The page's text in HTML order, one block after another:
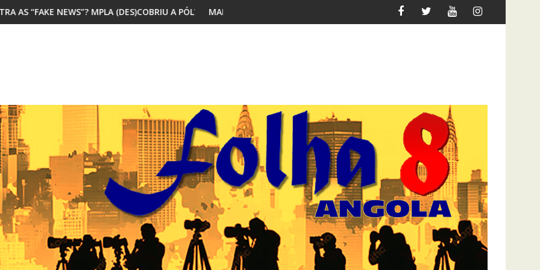
A PÓLVORAMAIORIA DOS JOVENS AFRICANOS QUER MIGRAR ATAQUE À UNITEL AINDA AFECTA A VIDA DOS